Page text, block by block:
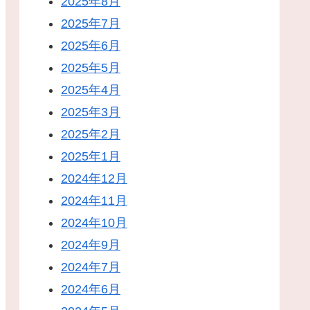
2025年7月
2025年6月
2025年5月
2025年4月
2025年3月
2025年2月
2025年1月
2024年12月
2024年11月
2024年10月
2024年9月
2024年7月
2024年6月